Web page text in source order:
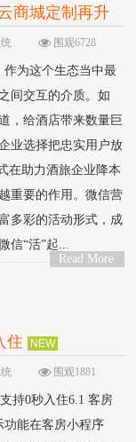
商城定制再升
围观6728
作为这个生态当中最
间交互的介质。如
，给酒店带来数量巨
业选择把忠实用户放
在助力酒旅企业降本
重要的作用。微信营
多彩的活动形式，成
信“活”起...
Read More
住 NEW
围观1881
持0秒入住6.1 客房
功能在客房小程序